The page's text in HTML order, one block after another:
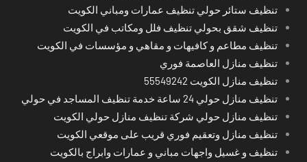
تنظيف ستائر حولي تنظيف عمارات ومباني الكويت
تنظيف شقق بحولي تنظيف فلل ومكاتب في الكويت
تنظيف مطاعم و كافيهات و مقاهي و مؤسسات في الكويت
تنظيف منازل العاصمة فوري
تنظيف منازل الكويت 55549242
تنظيف منازل حولي 24 ساعة خدمة تنظيف المساجد في حولي
تنظيف منازل حولي شركة تنظيف منازل حولي الكويت
تنظيف منازل وتعقيم فوري قريب على موقعي الكويت
تنظيف و غسيل واجهات مباني و عمارات وابراج بالكويت